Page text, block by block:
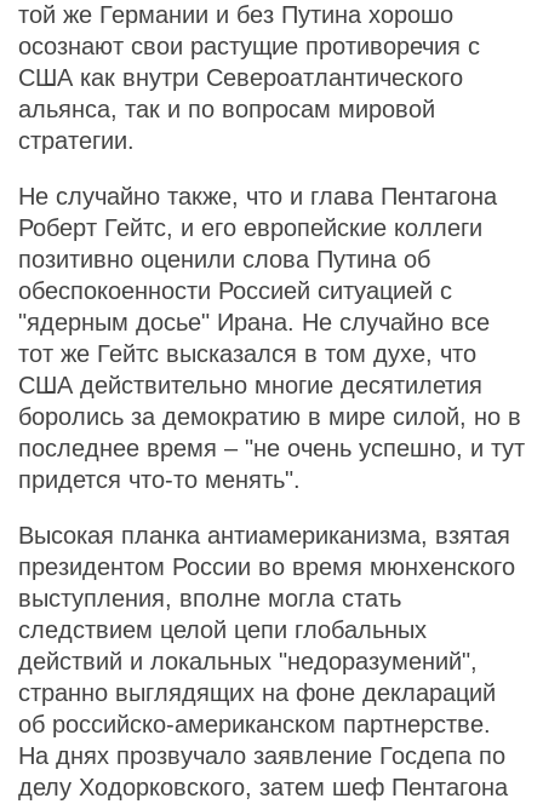
той же Германии и без Путина хорошо
осознают свои растущие противоречия с
США как внутри Североатлантического
альянса, так и по вопросам мировой
стратегии.
Не случайно также, что и глава Пентагона
Роберт Гейтс, и его европейские коллеги
позитивно оценили слова Путина об
обеспокоенности Россией ситуацией с
"ядерным досье" Ирана. Не случайно все
тот же Гейтс высказался в том духе, что
США действительно многие десятилетия
боролись за демократию в мире силой, но в
последнее время – "не очень успешно, и тут
придется что-то менять".
Высокая планка антиамериканизма, взятая
президентом России во время мюнхенского
выступления, вполне могла стать
следствием целой цепи глобальных
действий и локальных "недоразумений",
странно выглядящих на фоне деклараций
об российско-американском партнерстве.
На днях прозвучало заявление Госдепа по
делу Ходорковского, затем шеф Пентагона